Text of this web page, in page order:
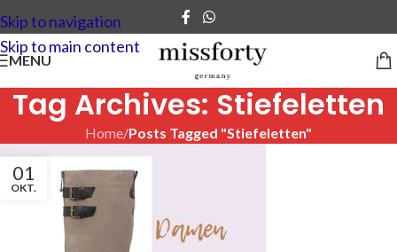
Skip to navigation
Skip to main content
MENU
Tag Archives: Stiefeletten
Home/Posts Tagged "Stiefeletten"
01
OKT.